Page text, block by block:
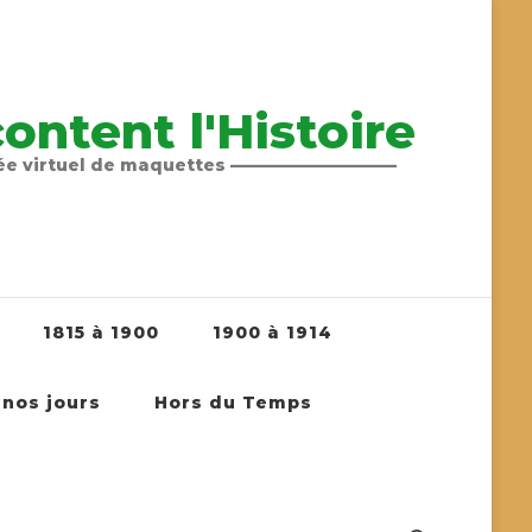
l'Histoire
virtuel de maquettes ——————————
1815 à 1900 1900 à 1914
nos jours Hors du Temps